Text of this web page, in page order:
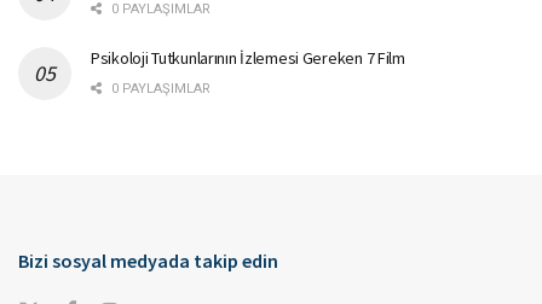
0 PAYLAŞIMLAR
Psikoloji Tutkunlarının İzlemesi Gereken 7 Film
0 PAYLAŞIMLAR
Bizi sosyal medyada takip edin